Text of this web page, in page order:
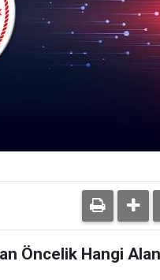
Öncelik Hangi